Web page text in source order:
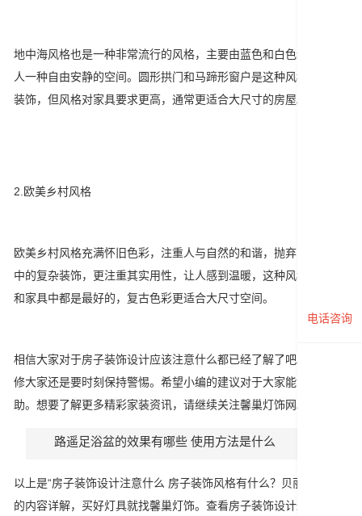
地中海风格也是一种非常流行的风格，主要由蓝色和白色组成，给
人一种自由安静的空间。圆形拱门和马蹄形窗户是这种风格的必备
装饰，但风格对家具要求更高，通常更适合大尺寸的房屋。
2.欧美乡村风格
欧美乡村风格充满怀旧色彩，注重人与自然的和谐，抛弃欧式装饰
中的复杂装饰，更注重其实用性，让人感到温暖，这种风格在家具
和家具中都是最好的，复古色彩更适合大尺寸空间。
相信大家对于房子装饰设计应该注意什么都已经了解了吧。对于装
修大家还是要时刻保持警惕。希望小编的建议对于大家能够有所帮
助。想要了解更多精彩家装资讯，请继续关注馨巢灯饰网。
路遥足浴盆的效果有哪些 使用方法是什么
以上是“房子装饰设计注意什么 房子装饰风格有什么？贝丽亚家具”
的内容详解，买好灯具就找馨巢灯饰。查看房子装饰设计最新资
电话咨询